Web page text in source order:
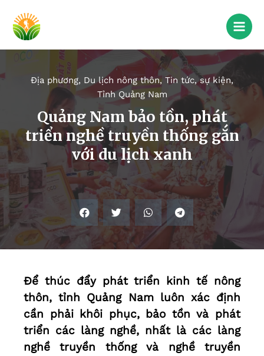
Địa phương, Du lịch nông thôn, Tin tức, sự kiện,
Tỉnh Quảng Nam
Quảng Nam bảo tồn, phát
triển nghề truyền thống gắn
với du lịch xanh
Để thúc đẩy phát triển kinh tế nông
thôn, tỉnh Quảng Nam luôn xác định
cần phải khôi phục, bảo tồn và phát
triển các làng nghề, nhất là các làng
nghề truyền thống và nghề truyền